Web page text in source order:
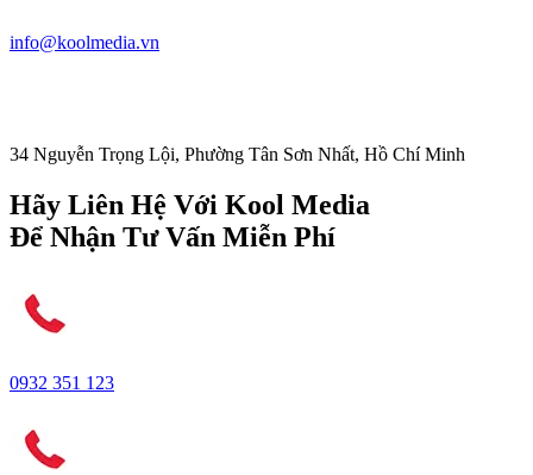
info@koolmedia.vn
34 Nguyễn Trọng Lội, Phường Tân Sơn Nhất, Hồ Chí Minh
Hãy Liên Hệ Với Kool Media
Để Nhận Tư Vấn Miễn Phí
0932 351 123